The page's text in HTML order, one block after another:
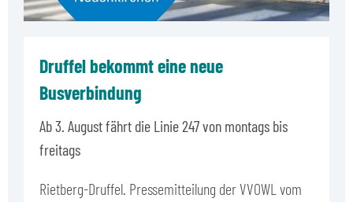
Druffel bekommt eine neue
Busverbindung
Ab 3. August fährt die Linie 247 von montags bis
freitags
Rietberg-Druffel. Pressemitteilung der VVOWL vom